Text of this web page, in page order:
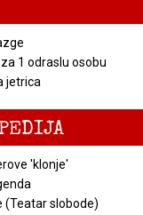
1 odraslu osobu
jetrica
'klonje'
(Teatar slobode)